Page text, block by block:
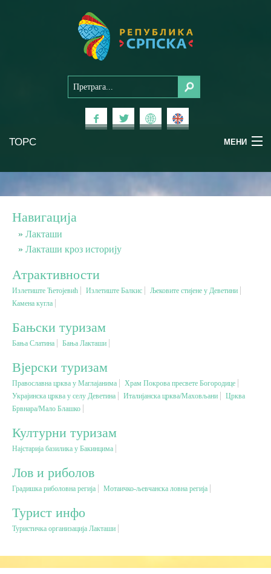
ТОРС МЕНИ
Планински туризам
Бањски туризам
Вјерски туризам
Еко туризам
Културни туризам
Гастрономија
Лов и риболов
Сеоски туризам
Навигација
Лакташи
Лакташи кроз историју
Атрактивности
Излетиште Ћетојевић Излетиште Балкис
Љековите стијене у Деветини
Камена кугла
Бањски туризам
Бања Слатина Бања Лакташи
Вјерски туризам
Православна црква у Маглајанима
Храм Покрова пресвете Богородице
Украјинска црква у селу Деветина
Италијанска црква/Маховљани
Црква
Брвнара/Мало Блашко
Културни туризам
Најстарија базилика у Бакинцима
Лов и риболов
Градишка риболовна регија Мотаичко-љевчанска ловна регија
Турист инфо
Туристичка организација Лакташи